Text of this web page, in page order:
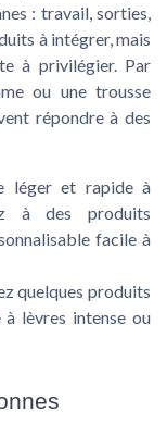
: travail, sorties,
à intégrer, mais
à privilégier. Par
ou une trousse
répondre à des
léger et rapide à
à des produits
facile à
quelques produits
à lèvres intense ou